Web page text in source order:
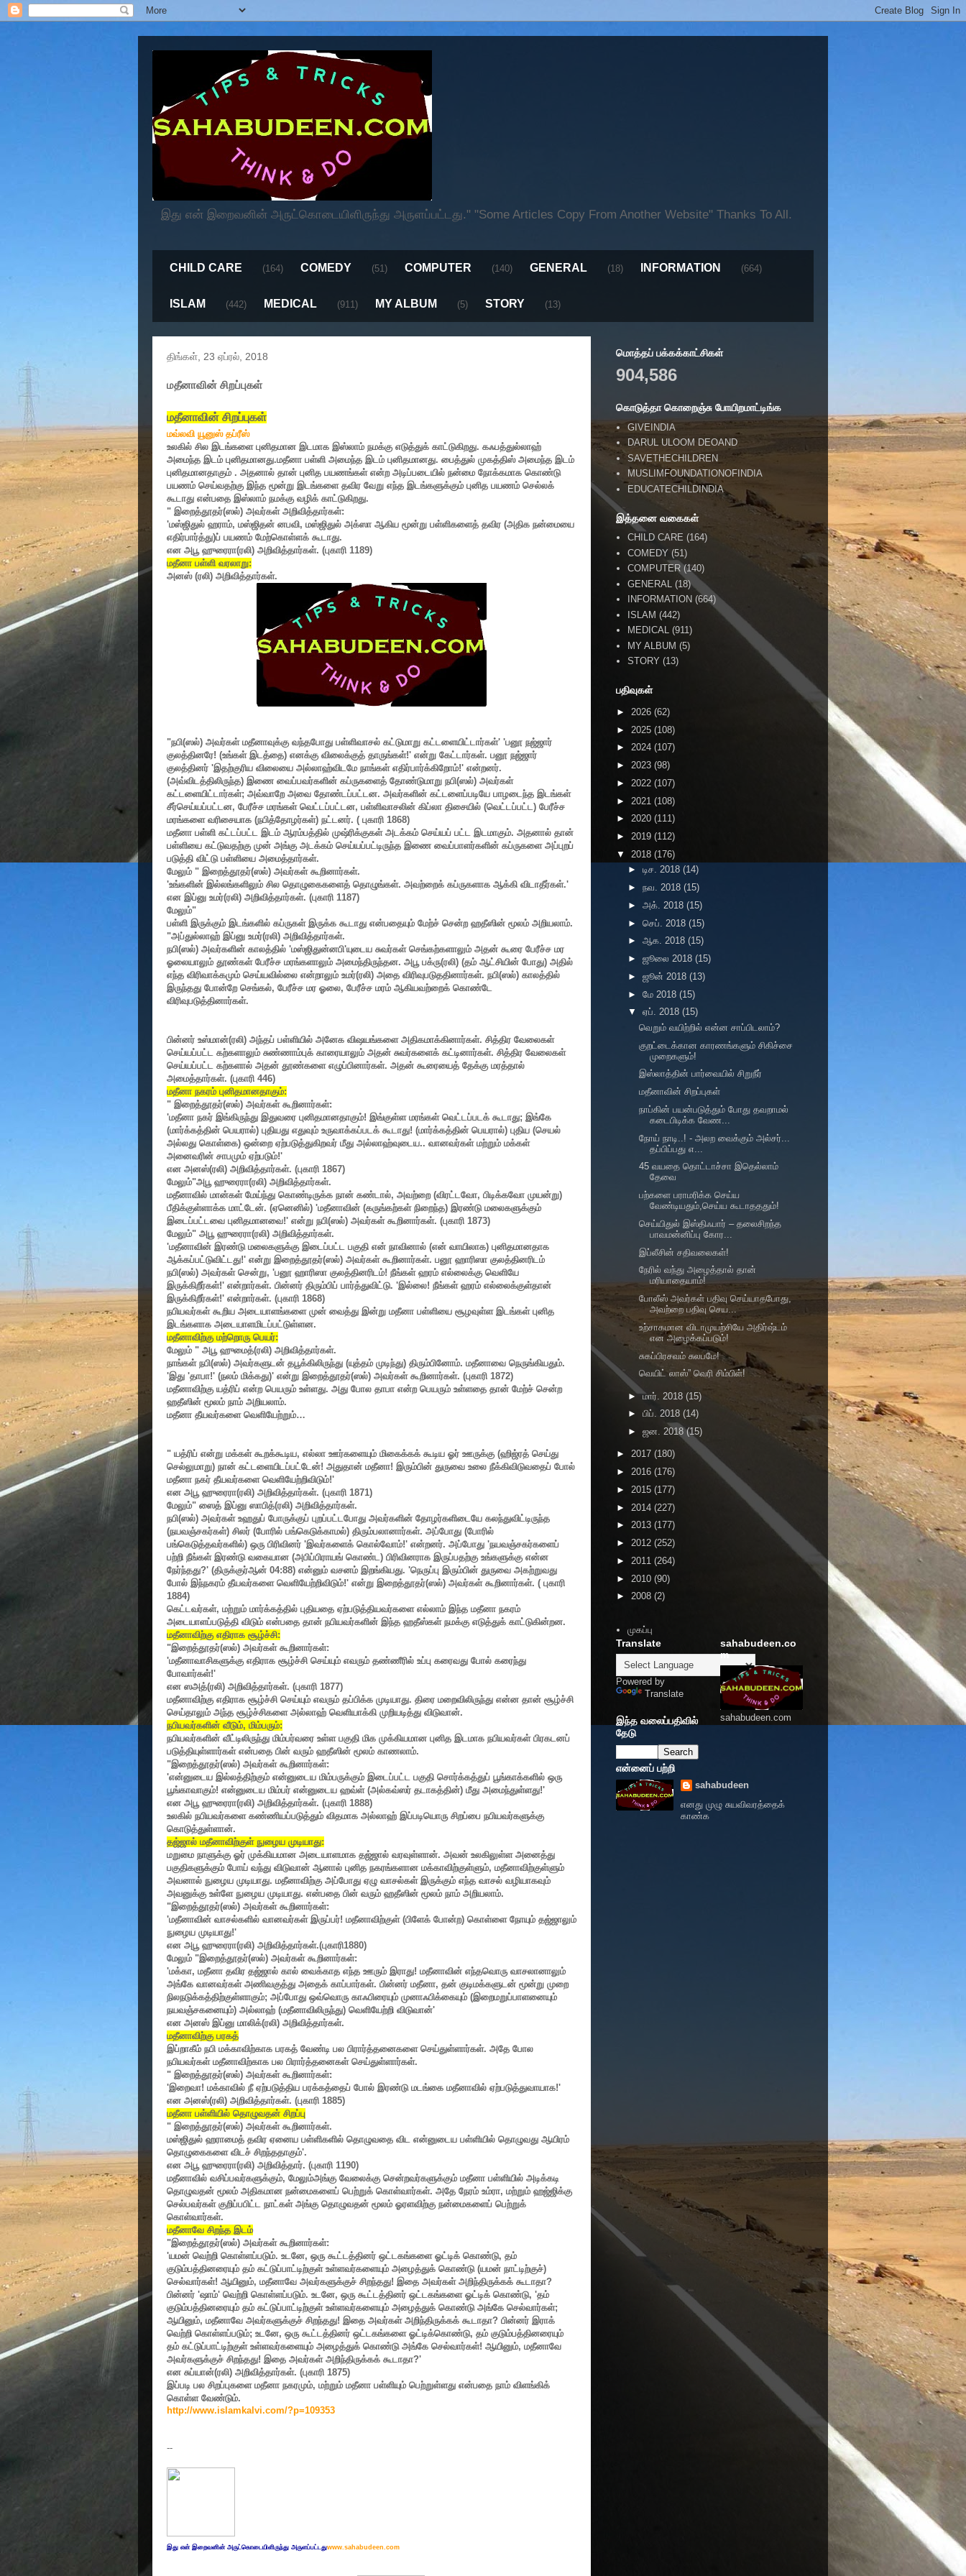
இது என் இறைவனின் அருட்கொடையிளிருந்து அருளப்பட்டது." "Some Articles Copy From Another Website" Thanks To All.
CHILD CARE (164) COMEDY (51) COMPUTER (140) GENERAL (18) INFORMATION (664)
ISLAM (442) MEDICAL (911) MY ALBUM (5) STORY (13)
திங்கள், 23 ஏப்ரல், 2018
மதீனாவின் சிறப்புகள்
மதீனாவின் சிறப்புகள்
மவ்லவி யூனுஸ் தப்ரீஸ்
உலகில் சில இடங்களை புனிதமான இடமாக இஸ்லாம் நமக்கு எடுத்துக் காட்டுகிறது. கஃபத்துல்லாஹ்
அமைந்த இடம் புனிதமானது.மதீனா பள்ளி அமைந்த இடம் புனிதமானது. பைத்துல் முகத்திஸ் அமைந்த இடம்
புனிதமானதாகும் . அதனால் தான் புனித பயணங்கள் என்ற அடிப்படையில் நன்மை நோக்கமாக கொண்டு
பயணம் செய்வதற்கு இந்த மூன்று இடங்களை தவிர வேறு எந்த இடங்களுக்கும் புனித பயணம் செல்லக்
கூடாது என்பதை இஸ்லாம் நமக்கு வழிக் காட்டுகிறது.
" இறைத்தூதர்(ஸல்) அவர்கள் அறிவித்தார்கள்:
'மஸ்ஜிதுல் ஹராம், மஸ்ஜிதன் னபவி, மஸ்ஜிதுல் அக்ஸா ஆகிய மூன்று பள்ளிகளைத் தவிர (அதிக நன்மையை
எதிர்பார்த்து)ப் பயணம் மேற்கொள்ளக் கூடாது.
என அபூ ஹுரைரா(ரலி) அறிவித்தார்கள். (புகாரி 1189)
மதீனா பள்ளி வரலாறு:
அனஸ் (ரலி) அறிவித்தார்கள்.
"நபி(ஸல்) அவர்கள் மதீனாவுக்கு வந்தபோது பள்ளிவாசல் கட்டுமாறு கட்டளையிட்டார்கள்' 'பனூ நஜ்ஜார்
குலத்தினரே! (உங்கள் இடத்தை) எனக்கு விலைக்குத் தாருங்கள்!' என்று கேட்டார்கள். பனூ நஜ்ஜார்
குலத்தினர் 'இதற்குரிய விலையை அல்லாஹ்விடமே நாங்கள் எதிர்பார்க்கிறோம்!' என்றனர்.
(அவ்விடத்திலிருந்த) இணை வைப்பவர்களின் கப்ருகளைத் தோண்டுமாறு நபி(ஸல்) அவர்கள்
கட்டளையிட்டார்கள்; அவ்வாறே அவை தோண்டப்பட்டன. அவர்களின் கட்டளைப்படியே பாழடைந்த இடங்கள்
சீர்செய்யப்பட்டன, பேரீச்ச மரங்கள் வெட்டப்பட்டன, பள்ளிவாசலின் கிப்லா திசையில் (வெட்டப்பட்ட) பேரீச்ச
மரங்களை வரிசையாக (நபித்தோழர்கள்) நட்டனர். ( புகாரி 1868)
மதீனா பள்ளி கட்டப்பட்ட இடம் ஆரம்பத்தில் முஷ்ரிக்குகள் அடக்கம் செய்யப் பட்ட இடமாகும். அதனால் தான்
பள்ளியை கட்டுவதற்கு முன் அங்கு அடக்கம் செய்யப்பட்டிருந்த இணை வைப்பாளர்களின் கப்ருகளை அப்புறப்
படுத்தி விட்டு பள்ளியை அமைத்தார்கள்.
மேலும் " இறைத்தூதர்(ஸல்) அவர்கள் கூறினார்கள்.
'உங்களின் இல்லங்களிலும் சில தொழுகைகளைத் தொழுங்கள். அவற்றைக் கப்ருகளாக ஆக்கி விடாதீர்கள்.'
என இப்னு உமர்(ரலி) அறிவித்தார்கள். (புகாரி 1187)
மேலும்"
பள்ளி இருக்கும் இடங்களில் கப்ருகள் இருக்க கூடாது என்பதையும் மேற்ச் சென்ற ஹதீஸின் மூலம் அறியலாம்.
"அப்துல்லாஹ் இப்னு உமர்(ரலி) அறிவித்தார்கள்.
நபி(ஸல்) அவர்களின் காலத்தில் 'மஸ்ஜிதுன்னபி'யுடைய சுவர்கள் செங்கற்களாலும் அதன் கூரை பேரீச்ச மர
ஓலையாலும் தூண்கள் பேரீச்ச மரங்களாலும் அமைந்திருந்தன. அபூ பக்ரு(ரலி) (தம் ஆட்சியின் போது) அதில்
எந்த விரிவாக்கமும் செய்யவில்லை என்றாலும் உமர்(ரலி) அதை விரிவுபடுததினார்கள். நபி(ஸல்) காலத்தில்
இருந்தது போன்றே செங்கல், பேரீச்ச மர ஓலை, பேரீச்ச மரம் ஆகியவற்றைக் கொண்டே
விரிவுபடுத்தினார்கள்.
பின்னர் உஸ்மான்(ரலி) அந்தப் பள்ளியில் அனேக விஷயங்களை அதிகமாக்கினார்கள். சித்திர வேலைகள்
செய்யப்பட்ட கற்களாலும் சுண்ணாம்புக் காரையாலும் அதன் சுவர்களைக் கட்டினார்கள். சித்திர வேலைகள்
செய்யப்பட்ட கற்களால் அதன் தூண்களை எழுப்பினார்கள். அதன் கூரையைத் தேக்கு மரத்தால்
அமைத்தார்கள். (புகாரி 446)
மதீனா நகரம் புனிதமானதாகும்:
" இறைத்தூதர்(ஸல்) அவர்கள் கூறினார்கள்:
'மதீனா நகர் இங்கிருந்து இதுவரை புனிதமானதாகும்! இங்குள்ள மரங்கள் வெட்டப்படக் கூடாது; இங்கே
(மார்க்கத்தின் பெயரால்) புதியது எதுவும் உருவாக்கப்படக் கூடாது! (மார்க்கத்தின் பெயரால்) புதிய (செயல்
அல்லது கொள்கை) ஒன்றை ஏற்படுத்துகிறவர் மீது அல்லாஹ்வுடைய.. வானவர்கள் மற்றும் மக்கள்
அனைவரின் சாபமும் ஏற்படும்!'
என அனஸ்(ரலி) அறிவித்தார்கள். (புகாரி 1867)
மேலும்"அபூ ஹுரைரா(ரலி) அறிவித்தார்கள்.
மதீனாவில் மான்கள் மேய்ந்து கொண்டிருக்க நான் கண்டால், அவற்றை (விரட்டவோ, பிடிக்கவோ முயன்று)
பீதிக்குள்ளாக்க மாட்டேன். (ஏனெனில்) 'மதீனாவின் (கருங்கற்கள் நிறைந்த) இரண்டு மலைகளுக்கும்
இடைப்பட்டவை புனிதமானவை!' என்று நபி(ஸல்) அவர்கள் கூறினார்கள். (புகாரி 1873)
மேலும்" அபூ ஹுரைரா(ரலி) அறிவித்தார்கள்.
'மதீனாவின் இரண்டு மலைகளுக்கு இடைப்பட்ட பகுதி என் நாவினால் (என் வாயிலாக) புனிதமானதாக
ஆக்கப்பட்டுவிட்டது!' என்று இறைத்தூதர்(ஸல்) அவர்கள் கூறினார்கள். பனூ ஹாரிஸா குலத்தினரிடம்
நபி(ஸல்) அவர்கள் சென்று, 'பனூ ஹாரிஸா குலத்தினரிடம்! நீங்கள் ஹரம் எல்லைக்கு வெளியே
இருக்கிறீர்கள்!' என்றார்கள். பின்னர் திரும்பிப் பார்த்துவிட்டு. 'இல்லை! நீங்கள் ஹரம் எல்லைக்குள்தான்
இருக்கிறீர்கள்!' என்றார்கள். (புகாரி 1868)
நபியவர்கள் கூறிய அடையாளங்களை முன் வைத்து இன்று மதீனா பள்ளியை சூழவுள்ள இடங்கள் புனித
இடங்களாக அடையாளமிடப்பட்டுள்ளன.
மதீனாவிற்கு மற்றொரு பெயர்:
மேலும் " அபூ ஹுமைத்(ரலி) அறிவித்தார்கள்.
நாங்கள் நபி(ஸல்) அவர்களுடன் தபூக்கிலிருந்து (யுத்தம் முடிந்து) திரும்பினோம். மதீனாவை நெருங்கியதும்.
'இது 'தாபா!' (நலம் மிக்கது)' என்று இறைத்தூதர்(ஸல்) அவர்கள் கூறினார்கள். (புகாரி 1872)
மதீனாவிற்கு யத்ரிப் என்ற பெயரும் உள்ளது. அது போல தாபா என்ற பெயரும் உள்ளதை தான் மேற்ச் சென்ற
ஹதீஸின் மூலம் நாம் அறியலாம்.
மதீனா தீயவர்களை வெளியேற்றும்…
" யத்ரிப் என்று மக்கள் கூறக்கூடிய, எல்லா ஊர்களையும் மிகைக்கக் கூடிய ஓர் ஊருக்கு (ஹிஜ்ரத் செய்து
செல்லுமாறு) நான் கட்டளையிடப்பட்டேன்! அதுதான் மதீனா! இரும்பின் துருவை உலை நீக்கிவிடுவதைப் போல்
மதீனா நகர் தீயவர்களை வெளியேற்றிவிடும்!'
என அபூ ஹுரைரா(ரலி) அறிவித்தார்கள். (புகாரி 1871)
மேலும்" ஸைத் இப்னு ஸாபித்(ரலி) அறிவித்தார்கள்.
நபி(ஸல்) அவர்கள் உஹதுப் போருக்குப் புறப்பட்டபோது அவர்களின் தோழர்களிடையே கலந்துவிட்டிருந்த
(நயவஞ்சகர்கள்) சிலர் (போரில் பங்கெடுக்காமல்) திரும்பலானார்கள். அப்போது (போரில்
பங்கெடுத்தவர்களில்) ஒரு பிரிவினர் 'இவர்களைக் கொல்வோம்!' என்றனர். அப்போது 'நயவஞ்சகர்களைப்
பற்றி நீங்கள் இரண்டு வகையான (அபிப்பிராயங் கொண்ட) பிரிவினராக இருப்பதற்கு உங்களுக்கு என்ன
நேர்ந்தது?' (திருக்குர்ஆன் 04:88) என்னும் வசனம் இறங்கியது. 'நெருப்பு இரும்பின் துருவை அகற்றுவது
போல் இந்நகரம் தீயவர்களை வெளியேற்றிவிடும்!' என்று இறைத்தூதர்(ஸல்) அவர்கள் கூறினார்கள். ( புகாரி
1884)
கெட்டவர்கள், மற்றும் மார்க்கத்தில் புதியதை ஏற்படுத்தியவர்களை எல்லாம் இந்த மதீனா நகரம்
அடையாளப்படுத்தி விடும் என்பதை தான் நபியவர்களின் இந்த ஹதீஸ்கள் நமக்கு எடுத்துக் காட்டுகின்றன.
மதீனாவிற்கு எதிராக சூழ்ச்சி:
"இறைத்தூதர்(ஸல்) அவர்கள் கூறினார்கள்:
'மதீனாவாசிகளுக்கு எதிராக சூழ்ச்சி செய்யும் எவரும் தண்ணீரில் உப்பு கரைவது போல் கரைந்து
போவார்கள்!'
என ஸஅத்(ரலி) அறிவித்தார்கள். (புகாரி 1877)
மதீனாவிற்கு எதிராக சூழ்ச்சி செய்யும் எவரும் தப்பிக்க முடியாது. திரை மறைவிலிருந்து என்ன தான் சூழ்ச்சி
செய்தாலும் அந்த சூழ்ச்சிகளை அல்லாஹ் வெளியாக்கி முறியடித்து விடுவான்.
நபியவர்களின் வீடும், மிம்பரும்:
நபியவர்களின் வீட்டிலிருந்து மிம்பர்வரை உள்ள பகுதி மிக முக்கியமான புனித இடமாக நபியவர்கள் பிரகடனப்
படுத்தியுள்ளார்கள் என்பதை பின் வரும் ஹதீஸின் மூலம் காணலாம்.
"இறைத்தூதர்(ஸல்) அவர்கள் கூறினார்கள்:
'என்னுடைய இல்லத்திற்கும் என்னுடைய மிம்பருக்கும் இடைப்பட்ட பகுதி சொர்க்கத்துப் பூங்காக்களில் ஒரு
பூங்காவாகும்! என்னுடைய மிம்பர் என்னுடைய ஹவ்ள் (அல்கவ்ஸர் தடாகத்தின்) மீது அமைந்துள்ளது!'
என அபூ ஹுரைரா(ரலி) அறிவித்தார்கள். (புகாரி 1888)
உலகில் நபியவர்களை கண்ணியப்படுத்தும் விதமாக அல்லாஹ் இப்படியொரு சிறப்பை நபியவர்களுக்கு
கொடுத்துள்ளான்.
தஜ்ஜால் மதீனாவிற்குள் நுழைய முடியாது:
மறுமை நாளுக்கு ஓர் முக்கியமான அடையாளமாக தஜ்ஜால் வரவுள்ளான். அவன் உலகிலுள்ள அனைத்து
பகுதிகளுக்கும் போய் வந்து விடுவான் ஆனால் புனித நகரங்களான மக்காவிற்குள்ளும், மதீனாவிற்குள்ளும்
அவனால் நுழைய முடியாது. மதீனாவிற்கு அப்போது ஏழு வாசல்கள் இருக்கும் எந்த வாசல் வழியாகவும்
அவனுக்கு உள்ளே நுழைய முடியாது. என்பதை பின் வரும் ஹதீஸின் மூலம் நாம் அறியலாம்.
"இறைத்தூதர்(ஸல்) அவர்கள் கூறினார்கள்:
'மதீனாவின் வாசல்களில் வானவர்கள் இருப்பர்! மதீனாவிற்குள் (பிளேக் போன்ற) கொள்ளை நோயும் தஜ்ஜாலும்
நுழைய முடியாது!'
என அபூ ஹுரைரா(ரலி) அறிவித்தார்கள்.(புகாரி1880)
மேலும் "இறைத்தூதர்(ஸல்) அவர்கள் கூறினார்கள்:
'மக்கா, மதீனா தவிர தஜ்ஜால் கால் வைக்காத எந்த ஊரும் இராது! மதீனாவின் எந்தவொரு வாசலானாலும்
அங்கே வானவர்கள் அணிவகுத்து அதைக் காப்பார்கள். பின்னர் மதீனா, தன் குடிமக்களுடன் மூன்று முறை
நிலநடுக்கத்திற்குள்ளாகும்; அப்போது ஒவ்வொரு காஃபிரையும் முனாஃபிக்கையும் (இறைமறுப்பாளனையும்
நயவஞ்சகனையும்) அல்லாஹ் (மதீனாவிலிருந்து) வெளியேற்றி விடுவான்'
என அனஸ் இப்னு மாலிக்(ரலி) அறிவித்தார்கள்.
மதீனாவிற்கு பரகத்
இப்றாகீம் நபி மக்காவிற்காக பரகத் வேண்டி பல பிரார்த்தனைகளை செய்துள்ளார்கள். அதே போல
நபியவர்கள் மதீனாவிற்காக பல பிரார்த்தனைகள் செய்துள்ளார்கள்.
" இறைத்தூதர்(ஸல்) அவர்கள் கூறினார்கள்:
'இறைவா! மக்காவில் நீ ஏற்படுத்திய பரக்கத்தைப் போல் இரண்டு மடங்கை மதீனாவில் ஏற்படுத்துவாயாக!'
என அனஸ்(ரலி) அறிவித்தார்கள். (புகாரி 1885)
மதீனா பள்ளியில் தொழுவதன் சிறப்பு
" இறைத்தூதர்(ஸல்) அவர்கள் கூறினார்கள்.
மஸ்ஜிதுல் ஹராமைத் தவிர ஏனைய பள்ளிகளில் தொழுவதை விட என்னுடைய பள்ளியில் தொழுவது ஆயிரம்
தொழுகைகளை விடச் சிறந்ததாகும்'.
என அபூ ஹுரைரா(ரலி) அறிவித்தார். (புகாரி 1190)
மதீனாவில் வசிப்பவர்களுக்கும், மேலும்அங்கு வேலைக்கு சென்றவர்களுக்கும் மதீனா பள்ளியில் அடிக்கடி
தொழுவதன் மூலம் அதிகமான நன்மைகளைப் பெற்றுக் கொள்வார்கள். அதே நேரம் உம்ரா, மற்றும் ஹஜ்ஜிக்கு
செல்பவர்கள் குறிப்பபிட்ட நாட்கள் அங்கு தொழுவதன் மூலம் ஓரளவிற்கு நன்மைகளைப் பெற்றுக்
கொள்வார்கள்.
மதீனாவே சிறந்த இடம்
"இறைத்தூதர்(ஸல்) அவர்கள் கூறினார்கள்:
'யமன் வெற்றி கொள்ளப்படும். உடனே, ஒரு கூட்டத்தினர் ஒட்டகங்களை ஓட்டிக் கொண்டு, தம்
குடும்பத்தினரையும் தம் கட்டுப்பாட்டிற்குள் உள்ளவர்களையும் அழைத்துக் கொண்டு (யமன் நாட்டிற்குச்)
செல்வார்கள்! ஆயினும், மதீனாவே அவர்களுக்குச் சிறந்தது! இதை அவர்கள் அறிந்திருக்கக் கூடாதா?
பின்னர் 'ஷாம்' வெற்றி கொள்ளப்படும். உடனே, ஒரு கூட்டத்தினர் ஒட்டகங்களை ஓட்டிக் கொண்டு, 'தம்
குடும்பத்தினரையும் தம் கட்டுப்பாட்டிற்குள் உள்ளவர்களையும் அழைத்துக் கொண்டு அங்கே செல்வார்கள்;
ஆயினும், மதீனாவே அவர்களுக்குச் சிறந்தது! இதை அவர்கள் அறிந்திருக்கக் கூடாதா? பின்னர் இராக்
வெற்றி கொள்ளப்படும்; உடனே, ஒரு கூட்டத்தினர் ஒட்டகங்களை ஓட்டிக்கொண்டு, தம் குடும்பத்தினரையும்
தம் கட்டுப்பாட்டிற்குள் உள்ளவர்களையும் அழைத்துக் கொண்டு அங்கே செல்வார்கள்! ஆயினும், மதீனாவே
அவர்களுக்குச் சிறந்தது! இதை அவர்கள் அறிந்திருக்கக் கூடாதா?'
என சுப்யான்(ரலி) அறிவித்தார்கள். (புகாரி 1875)
இப்படி பல சிறப்புகளை மதீனா நகரமும், மற்றும் மதீனா பள்ளியும் பெற்றுள்ளது என்பதை நாம் விளங்கிக்
கொள்ள வேண்டும்.
http://www.islamkalvi.com/?p=109353
--
இது என் இறைவனின் அருட்கொடையிளிருந்து அருளப்பட்டதுwww.sahabudeen.com
மொத்தப் பக்கக்காட்சிகள்
904,586
கொடுத்தா கொறைஞ்சு போயிறமாட்டிங்க
GIVEINDIA
DARUL ULOOM DEOAND
SAVETHECHILDREN
MUSLIMFOUNDATIONOFINDIA
EDUCATECHILDINDIA
இத்தனை வகைகள்
CHILD CARE (164)
COMEDY (51)
COMPUTER (140)
GENERAL (18)
INFORMATION (664)
ISLAM (442)
MEDICAL (911)
MY ALBUM (5)
STORY (13)
பதிவுகள்
► 2026 (62)
► 2025 (108)
► 2024 (107)
► 2023 (98)
► 2022 (107)
► 2021 (108)
► 2020 (111)
► 2019 (112)
▼ 2018 (176)
► டிச. 2018 (14)
► நவ. 2018 (15)
► அக். 2018 (15)
► செப். 2018 (15)
► ஆக. 2018 (15)
► ஜூலை 2018 (15)
► ஜூன் 2018 (13)
► மே 2018 (15)
▼ ஏப். 2018 (15)
வெறும் வயிற்றில் என்ன சாப்பிடலாம்?
குறட்டைக்கான காரணங்களும் சிகிச்சை
முறைகளும்!
இஸ்லாத்தின் பார்வையில் சிறுநீர்
மதீனாவின் சிறப்புகள்
நாப்கின் பயன்படுத்தும் போது தவறாமல்
கடைபிடிக்க வேண...
நோய் நாடி..! - அலற வைக்கும் அல்சர்...
தப்பிப்பது எ...
45 வயதை தொட்டாச்சா இதெல்லாம்
தேவை
பற்களை பராமரிக்க செய்ய
வேண்டியதும்,செய்ய கூடாதததும்!
செய்யிதுல் இஸ்திஃபார் – தலைசிறந்த
பாவமன்னிப்பு கோர...
இப்லீசின் சதிவலைகள்!
நேரில் வந்து அழைத்தால் தான்
மரியாதையாம்!
போலீஸ் அவர்கள் பதிவு செய்யாதபோது,
அவற்றை பதிவு செய...
உற்சாகமான விடாமுயற்சியே அதிர்ஷ்டம்
என அழைக்கப்படும்!
சுகப்பிரசவம் சுலபமே!
வெயிட் லாஸ்” வெரி சிம்பிள்!
►மார். 2018 (15)
► பிப். 2018 (14)
► ஜன. 2018(15)
► 2017 (180)
► 2016 (176)
► 2015 (177)
► 2014 (227)
► 2013 (177)
► 2012 (252)
► 2011 (264)
► 2010 (90)
► 2008 (2)
முகப்பு
Translate
Powered by
Translate
இந்த வலைப்பதிவில்
தேடு
sahabudeen.co
m
sahabudeen.com
என்னைப் பற்றி
sahabudeen
எனது முழு சுயவிவரத்தைக்
காண்க